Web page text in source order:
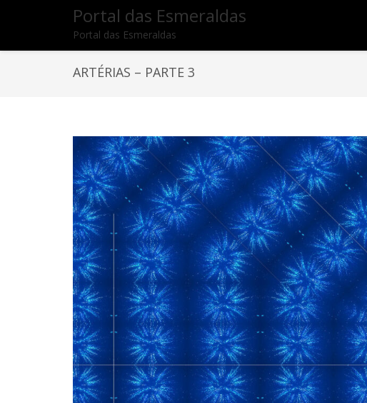
Portal das Esmeraldas
Portal das Esmeraldas
ARTÉRIAS – PARTE 3